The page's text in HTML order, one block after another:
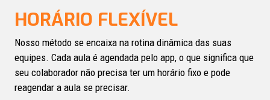
HORÁRIO FLEXÍVEL
Nosso método se encaixa na rotina dinâmica das suas
equipes. Cada aula é agendada pelo app, o que significa que
seu colaborador não precisa ter um horário fixo e pode
reagendar a aula se precisar.